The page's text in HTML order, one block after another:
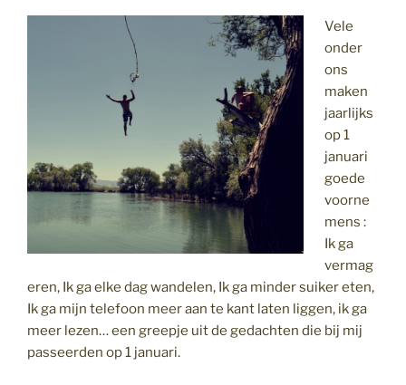
Vele
onder
ons
maken
jaarlijks
op 1
januari
goede
voorne
mens :
Ik ga
vermag
eren, Ik ga elke dag wandelen, Ik ga minder suiker eten,
Ik ga mijn telefoon meer aan te kant laten liggen, ik ga
meer lezen… een greepje uit de gedachten die bij mij
passeerden op 1 januari.